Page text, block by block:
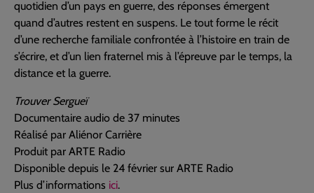
quotidien d’un pays en guerre, des réponses émergent
quand d’autres restent en suspens. Le tout forme le récit
d’une recherche familiale confrontée à l’histoire en train de
s’écrire, et d’un lien fraternel mis à l’épreuve par le temps, la
distance et la guerre.
Trouver Sergueï
Documentaire audio de 37 minutes
Réalisé par Aliénor Carrière
Produit par ARTE Radio
Disponible depuis le 24 février sur ARTE Radio
Plus d’informations ici.